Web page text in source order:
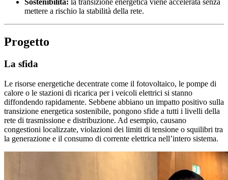
mettere a rischio la stabilità della rete.
Progetto
La sfida
Le risorse energetiche decentrate come il fotovoltaico, le pompe di
calore o le stazioni di ricarica per i veicoli elettrici si stanno
diffondendo rapidamente. Sebbene abbiano un impatto positivo sulla
transizione energetica sostenibile, pongono sfide a tutti i livelli della
rete di trasmissione e distribuzione. Ad esempio, causano
congestioni localizzate, violazioni dei limiti di tensione o squilibri tra
la generazione e il consumo di corrente elettrica nell’intero sistema.